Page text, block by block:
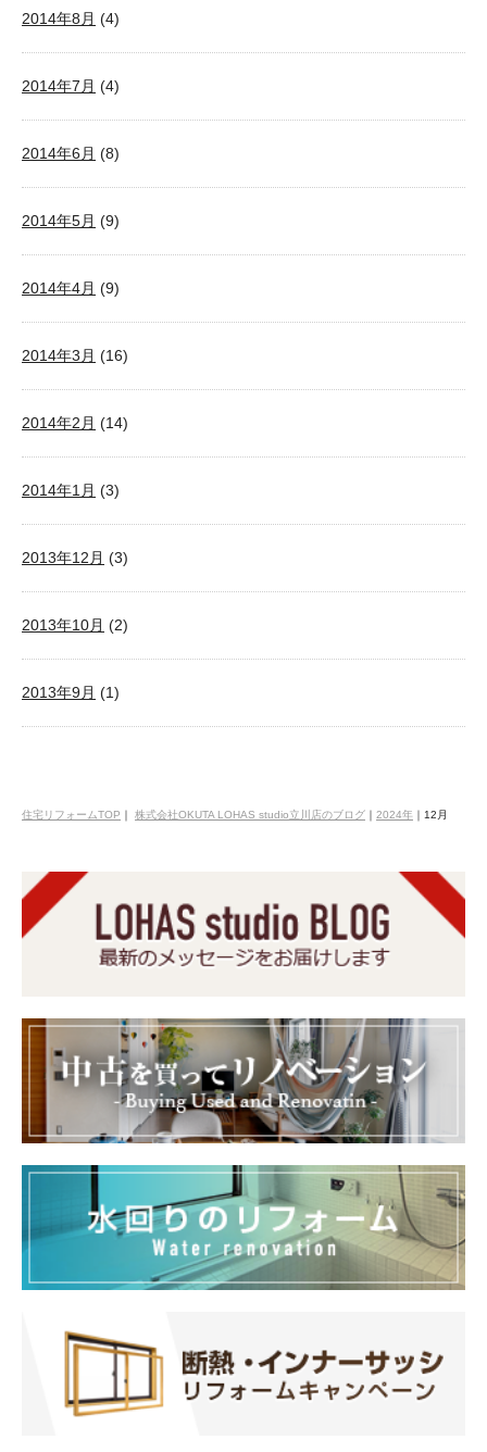
2014年8月 (4)
2014年7月 (4)
2014年6月 (8)
2014年5月 (9)
2014年4月 (9)
2014年3月 (16)
2014年2月 (14)
2014年1月 (3)
2013年12月 (3)
2013年10月 (2)
2013年9月 (1)
住宅リフォームTOP ｜ 株式会社OKUTA LOHAS studio立川店のブログ ｜ 2024年 ｜ 12月